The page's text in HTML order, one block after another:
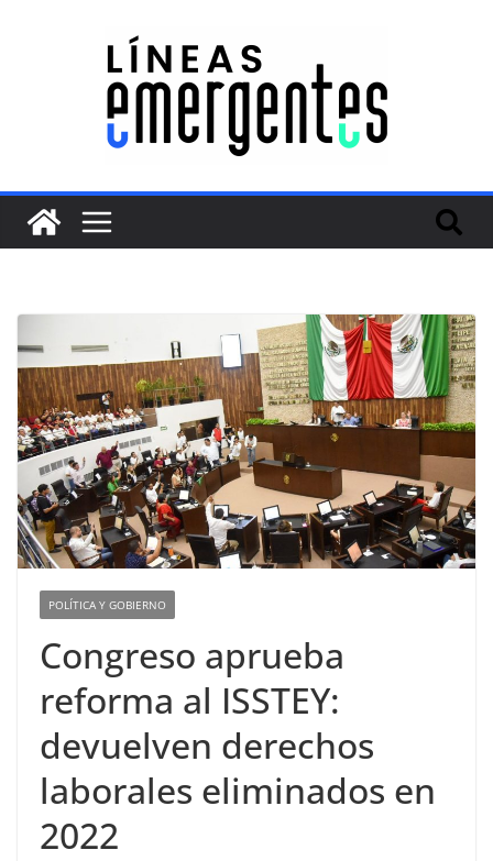
POLÍTICA Y GOBIERNO
Congreso aprueba
reforma al ISSTEY:
devuelven derechos
laborales eliminados en
2022